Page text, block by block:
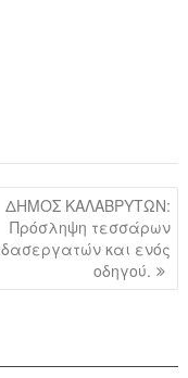
ΔΗΜΟΣ ΚΑΛΑΒΡΥΤΩΝ:
Πρόσληψη τεσσάρων
δασεργατών και ενός
οδηγού.